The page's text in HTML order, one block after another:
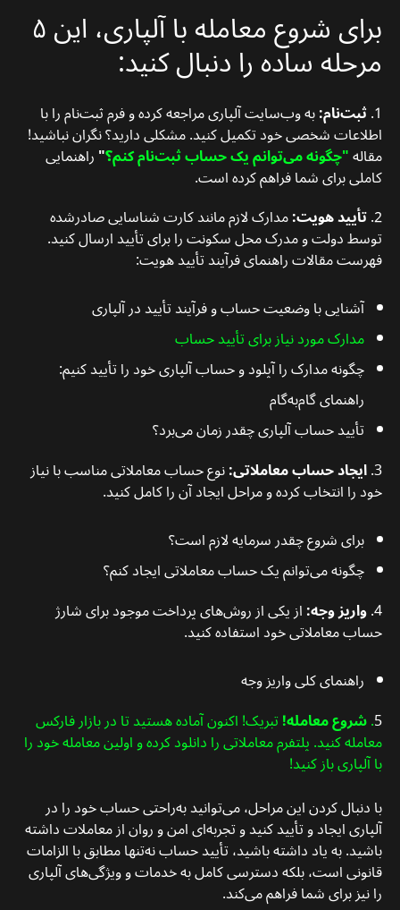
برای شروع معامله با آلپاری، این ۵
مرحله ساده را دنبال کنید:
1. ثبت‌نام:به وب‌سایت آلپاری مراجعه کرده و فرم ثبت‌نام را با
اطلاعات شخصی خود تکمیل کنید. مشکلی دارید؟ نگران نباشید!
مقاله"چگونه می‌توانم یک حساب ثبت‌نام کنم؟"راهنمایی
کاملی برای شما فراهم کرده است.
2. تأیید هویت:مدارک لازم مانند کارت شناسایی صادرشده
توسط دولت و مدرک محل سکونت را برای تأیید ارسال کنید.
فهرست مقالات راهنمای فرآیند تأیید هویت:
آشنایی با وضعیت حساب و فرآیند تأیید در آلپاری
مدارک مورد نیاز برای تأیید حساب
چگونه مدارک را آپلود و حساب آلپاری خود را تأیید کنیم:
راهنمای گام‌به‌گام
تأیید حساب آلپاری چقدر زمان می‌برد؟
3. ایجاد حساب معاملاتی:نوع حساب معاملاتی مناسب با نیاز
خود را انتخاب کرده و مراحل ایجاد آن را کامل کنید.
برای شروع چقدر سرمایه لازم است؟
چگونه می‌توانم یک حساب معاملاتی ایجاد کنم؟
4. واریز وجه:از یکی از روش‌های پرداخت موجود برای شارژ
حساب معاملاتی خود استفاده کنید.
راهنمای کلی واریز وجه
5
.شروع معامله!تبریک! اکنون آماده هستید تا در بازار فارکس
معامله کنید. پلتفرم معاملاتی را دانلود کرده و اولین معامله خود را
با آلپاری باز کنید!
با دنبال کردن این مراحل، می‌توانید به‌راحتی حساب خود را در
آلپاری ایجاد و تأیید کنید و تجربه‌ای امن و روان از معاملات داشته
باشید. به یاد داشته باشید، تأیید حساب نه‌تنها مطابق با الزامات
قانونی است، بلکه دسترسی کامل به خدمات و ویژگی‌های آلپاری
را نیز برای شما فراهم می‌کند.